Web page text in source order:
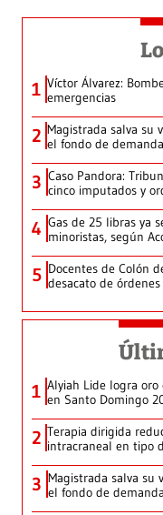
1 Víctor Álvarez:
emergencias
2 Magistrada salva su
el fondo de
3 Caso Pandora:
cinco imputados y
4 Gas de 25 libras ya
minoristas, según
5 Docentes de Colón
desacato de
1 Alyiah Lide logra
en Santo Domingo
2 Terapia dirigida
intracraneal en tipo
3 Magistrada salva su
el fondo de